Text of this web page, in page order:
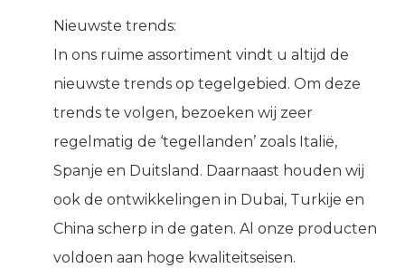
Nieuwste trends:
In ons ruime assortiment vindt u altijd de
nieuwste trends op tegelgebied. Om deze
trends te volgen, bezoeken wij zeer
regelmatig de ‘tegellanden’ zoals Italië,
Spanje en Duitsland. Daarnaast houden wij
ook de ontwikkelingen in Dubai, Turkije en
China scherp in de gaten. Al onze producten
voldoen aan hoge kwaliteitseisen.